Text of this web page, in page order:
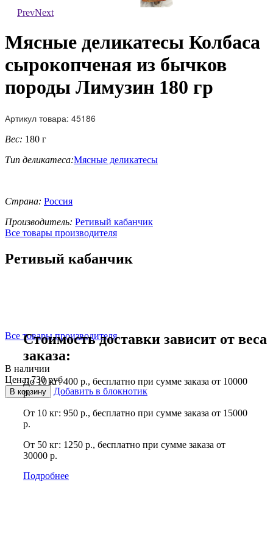
PrevNext
Мясные деликатесы Колбаса
сырокопченая из бычков
породы Лимузин 180 гр
Артикул товара: 45186
Вес: 180 г
Тип деликатеса:Мясные деликатесы
Страна: Россия
Производитель: Ретивый кабанчик
Все товары производителя
Ретивый кабанчик
Все товары производителя
В наличии
Цена: 730 руб.
В корзину Добавить в блокнотик
Стоимость доставки зависит от веса
заказа:
До 10 кг: 400 р., бесплатно при сумме заказа от 10000
р.
От 10 кг: 950 р., бесплатно при сумме заказа от 15000
р.
От 50 кг: 1250 р., бесплатно при сумме заказа от
30000 р.
Подробнее